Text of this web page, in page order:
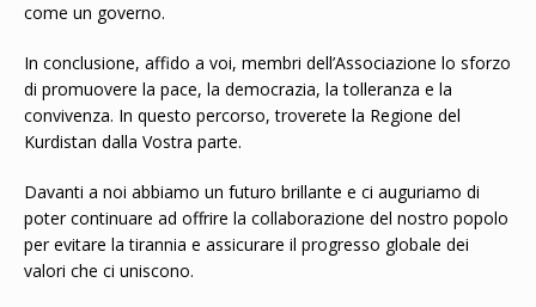
come un governo.
In conclusione, affido a voi, membri dell’Associazione lo sforzo
di promuovere la pace, la democrazia, la tolleranza e la
convivenza. In questo percorso, troverete la Regione del
Kurdistan dalla Vostra parte.
Davanti a noi abbiamo un futuro brillante e ci auguriamo di
poter continuare ad offrire la collaborazione del nostro popolo
per evitare la tirannia e assicurare il progresso globale dei
valori che ci uniscono.